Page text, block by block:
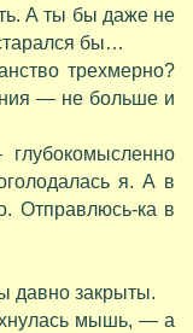
А ты бы даже не
бы…
трехмерно?
— не больше и
я. А в
Отправлюсь-ка в
давно закрыты.
мышь, — а